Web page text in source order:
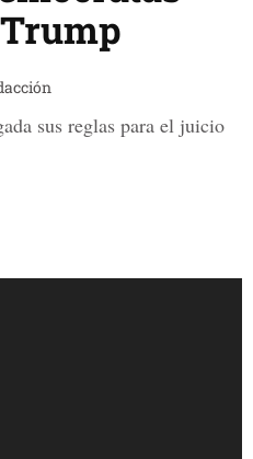
sus reglas para el juicio